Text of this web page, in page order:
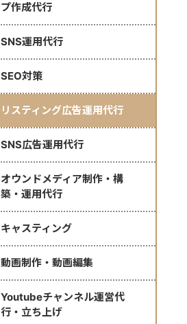
プ作成代行
SNS運用代行
SEO対策
リスティング広告運用代行
SNS広告運用代行
オウンドメディア制作・構
築・運用代行
キャスティング
動画制作・動画編集
Youtubeチャンネル運営代
行・立ち上げ